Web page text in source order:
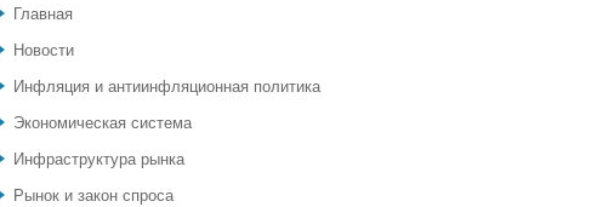
Главная
Новости
Инфляция и антиинфляционная политика
Экономическая система
Инфраструктура рынка
Рынок и закон спроса